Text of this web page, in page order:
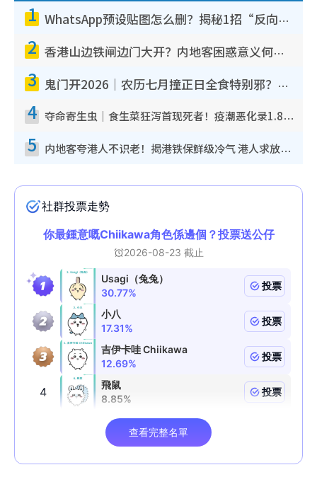
1 WhatsApp预设贴图怎么删？揭秘1招“反向操作”还原简洁界面 附3步实测教程
2 香港山边铁闸边门大开？内地客困惑意义何在！网友神回复：这种叫法理性防御
3 鬼门开2026｜农历七月撞正日全食特别邪？专家警告切忌做一事！揭4大禁忌+2招保平安
4 夺命寄生虫｜食生菜狂泻首现死者！疫潮恶化录1.8万宗病例 揭洗菜3大谬误
5 内地客夸港人不识老！揭港铁保鲜级冷气 港人求放过：别投诉